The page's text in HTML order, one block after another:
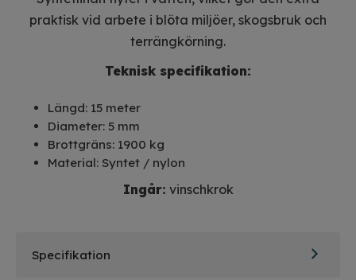
praktisk vid arbete i blöta miljöer, skogsbruk och
terrängkörning.
Teknisk specifikation:
Längd: 15 meter
Diameter: 5 mm
Brottgräns: 1900 kg
Material: Syntet / nylon
Ingår: vinschkrok
Specifikation